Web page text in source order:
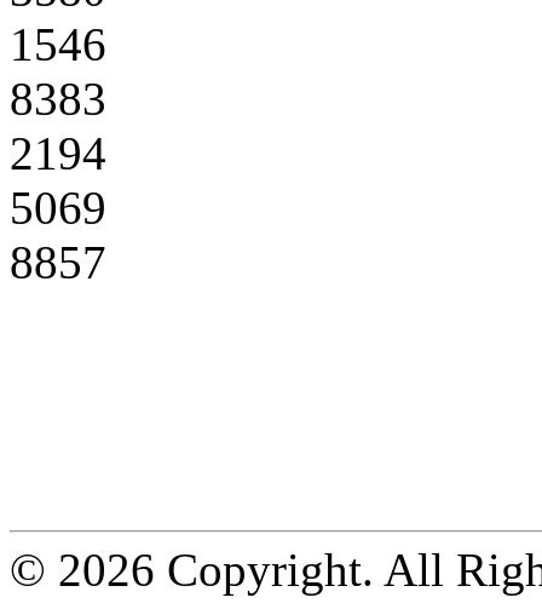
1546
8383
2194
5069
8857
© 2026 Copyright. All